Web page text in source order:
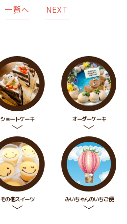
一覧へ NEXT
ショートケーキ オーダーケーキ
その他スイーツ みいちゃんのいちご便